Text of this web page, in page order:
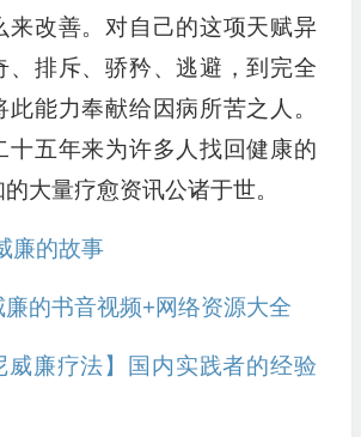
来改善。对自己的这项天赋异
、排斥、骄矜、逃避，到完全
此能力奉献给因病所苦之人。
十五年来为许多人找回健康的
大量疗愈资讯公诸于世。
廉的故事
的书音视频+网络资源大全
威廉疗法】国内实践者的经验